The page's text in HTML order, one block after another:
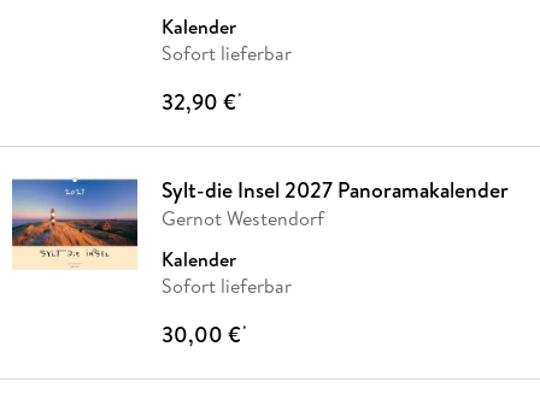
Kalender
Sofort lieferbar
32,90 €*
Sylt-die Insel 2027 Panoramakalender
Gernot Westendorf
Kalender
Sofort lieferbar
30,00 €*